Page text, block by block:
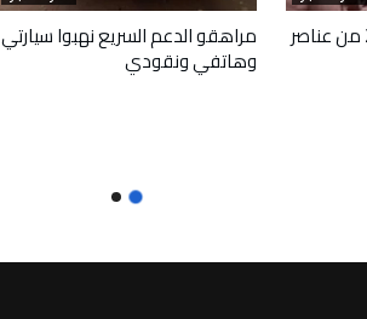
الدعم السريع يفرج عن 28 من عناصر مراهقو الدعم السريع نهبوا سيارتي
وهاتفي ونقودي